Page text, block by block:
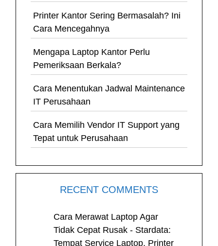
Printer Kantor Sering Bermasalah? Ini
Cara Mencegahnya
Mengapa Laptop Kantor Perlu
Pemeriksaan Berkala?
Cara Menentukan Jadwal Maintenance
IT Perusahaan
Cara Memilih Vendor IT Support yang
Tepat untuk Perusahaan
RECENT COMMENTS
Cara Merawat Laptop Agar
Tidak Cepat Rusak - Stardata:
Tempat Service Laptop, Printer